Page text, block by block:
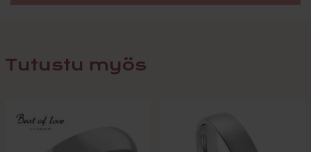
Tutustu myös
tuotteella